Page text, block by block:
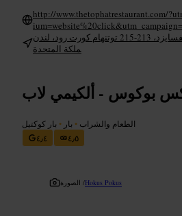
http://www.thetophatrestaurant.com/
مونوبولي لايفسايزد، 213-215 توتنهام كورت رود، لندن W1T 7PN، الم
ملكة المتحدة
بوكوس - ألكيمي لاب
الطعام والشراب • بار • بار كوكتيل
٤٫٤
٤٫٥
الصورة /Hokus Pokus